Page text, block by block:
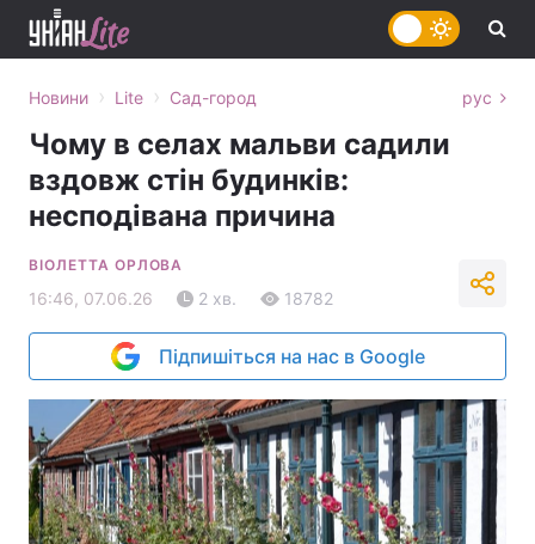
Новини › Lite › Сад-город рус
Чому в селах мальви садили
вздовж стін будинків:
несподівана причина
ВІОЛЕТТА ОРЛОВА
16:46, 07.06.26 2 хв. 18782
Підпишіться на нас в Google